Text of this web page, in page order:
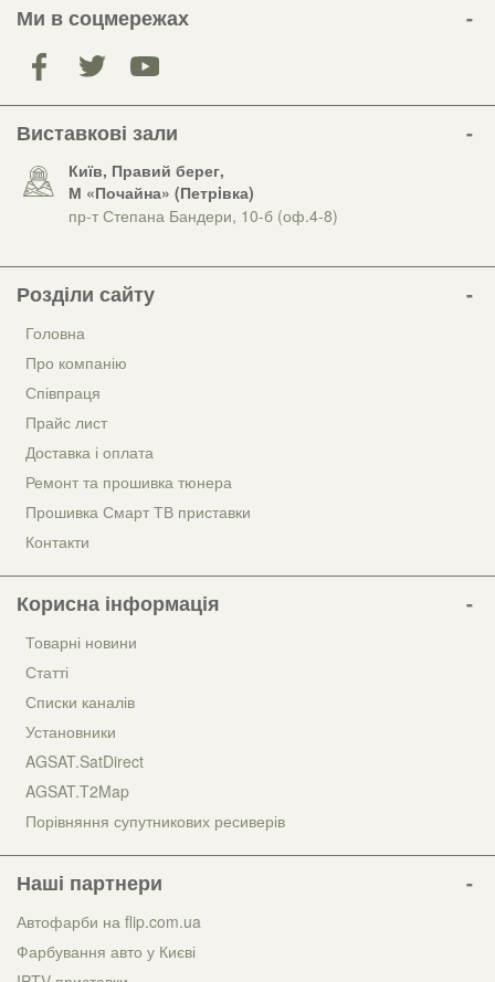
Ми в соцмережах
Виставкові зали
Київ, Правий берег,
М «Почайна» (Петрiвка)
пр-т Степана Бандери, 10-б (оф.4-8)
Розділи сайту
Головна
Про компанію
Співпраця
Прайс лист
Доставка і оплата
Ремонт та прошивка тюнера
Прошивка Смарт ТВ приставки
Контакти
Корисна інформація
Товарні новини
Статті
Списки каналів
Установники
AGSAT.SatDirect
AGSAT.T2Map
Порівняння супутникових ресиверів
Наші партнери
Автофарби на flip.com.ua
Фарбування авто у Києві